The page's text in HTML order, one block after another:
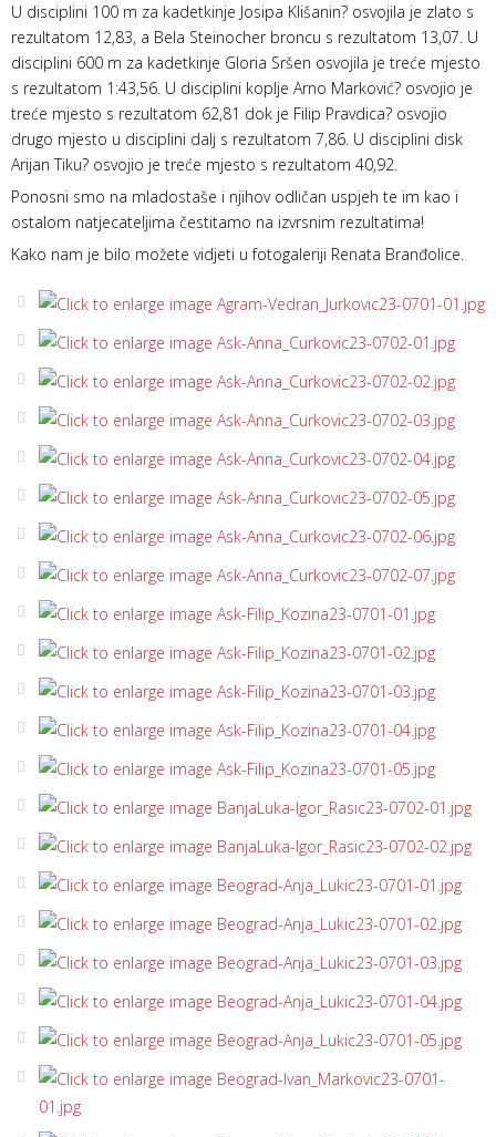
U disciplini 100 m za kadetkinje Josipa Klišanin? osvojila je zlato s
rezultatom 12,83, a Bela Steinocher broncu s rezultatom 13,07. U
disciplini 600 m za kadetkinje Gloria Sršen osvojila je treće mjesto
s rezultatom 1:43,56. U disciplini koplje Arno Marković? osvojio je
treće mjesto s rezultatom 62,81 dok je Filip Pravdica? osvojio
drugo mjesto u disciplini dalj s rezultatom 7,86. U disciplini disk
Arijan Tiku? osvojio je treće mjesto s rezultatom 40,92.
Ponosni smo na mladostaše i njihov odličan uspjeh te im kao i
ostalom natjecateljima čestitamo na izvrsnim rezultatima!
Kako nam je bilo možete vidjeti u fotogaleriji Renata Branđolice.